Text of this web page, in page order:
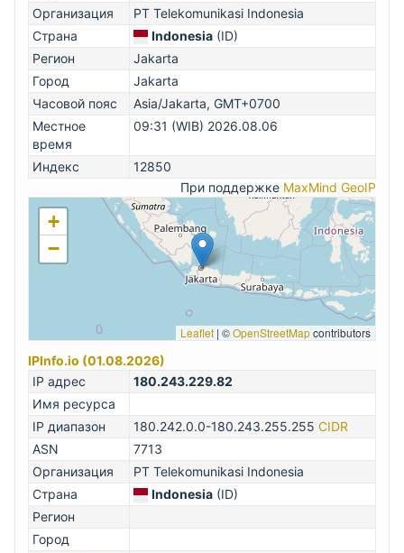
Организация
PT Telekomunikasi Indonesia
Страна
Indonesia (ID)
Регион
Jakarta
Город
Jakarta
Часовой пояс
Asia/Jakarta, GMT+0700
Местное
время
09:31 (WIB) 2026.08.06
Индекс
12850
При поддержке MaxMind GeoIP
+
−
Leaflet | ©OpenStreetMapcontributors
IPInfo.io (01.08.2026)
IP адрес
180.243.229.82
Имя ресурса
IP диапазон
180.242.0.0-180.243.255.255 CIDR
ASN
7713
Организация
PT Telekomunikasi Indonesia
Страна
Indonesia (ID)
Регион
Город